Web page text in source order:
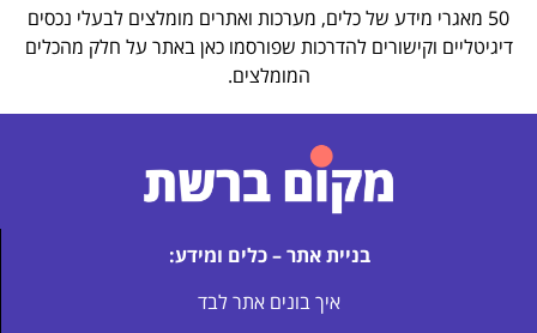
50 מאגרי מידע של כלים, מערכות ואתרים מומלצים לבעלי נכסים
דיגיטליים וקישורים להדרכות שפורסמו כאן באתר על חלק מהכלים
המומלצים.
בניית אתר – כלים ומידע:
איך בונים אתר לבד